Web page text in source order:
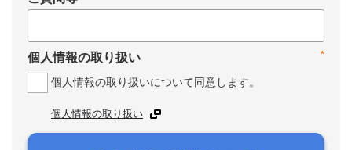
*
個人情報の取り扱い
個人情報の取り扱いについて同意します。
個人情報の取り扱い